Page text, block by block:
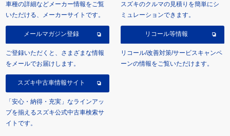
車種の詳細などメーカー情報をご覧
いただける、メーカーサイトです。
スズキのクルマの見積りを簡単にシ
ミュレーションできます。
メールマガジン登録
ご登録いただくと、さまざまな情報
をメールでお届けします。
リコール等情報
リコール/改善対策/サービスキャンペ
ーンの情報をご覧いただけます。
スズキ中古車情報サイト
「安心・納得・充実」なラインアッ
プを揃えるスズキ公式中古車検索サ
イトです。